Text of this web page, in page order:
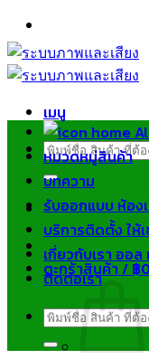
ข้าม
ไป
ยัง
เมนู
ค้นหา:
ตะกร้าสินค้า /฿
หมวดหมู่สินค้า
บทความ
รับออกแบบ ห้อง
บริการติดตั้ง ให้
เกี่ยวกับเรา ออ
ติดต่อเรา
ค้นหา: